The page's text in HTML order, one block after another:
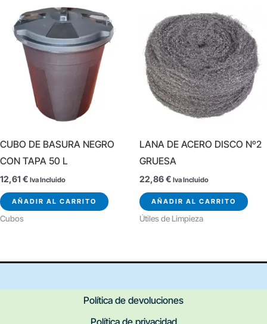
CUBO DE BASURA NEGRO
CON TAPA 50 L
12,61 € Iva Incluido
AÑADIR AL CARRITO
Cubos
LANA DE ACERO DISCO Nº2
GRUESA
22,86€ Iva Incluido
AÑADIR AL CARRITO
Útiles de Limpieza
Política de devoluciones
Política de privacidad